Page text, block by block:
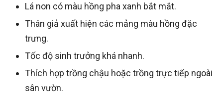
Lá non có màu hồng pha xanh bắt mắt.
Thân giả xuất hiện các mảng màu hồng đặc
trưng.
Tốc độ sinh trưởng khá nhanh.
Thích hợp trồng chậu hoặc trồng trực tiếp ngoài
sân vườn.